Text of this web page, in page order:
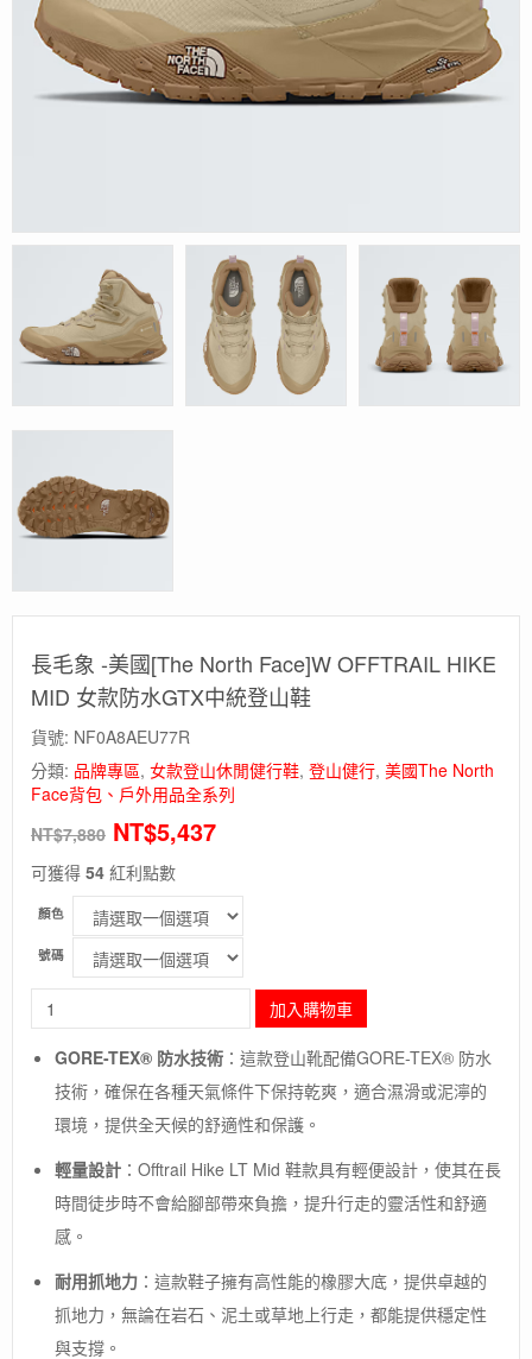
長毛象 -美國[The North Face]W OFFTRAIL HIKE
MID 女款防水GTX中統登山鞋
貨號: NF0A8AEU77R
分類: 品牌專區, 女款登山休閒健行鞋, 登山健行, 美國The North
Face背包、戶外用品全系列
NT$7,880 NT$5,437
可獲得 54 紅利點數
顏色
號碼
毛
-
[The
North
OFFTRAIL
HIKE
女
加入購物車
GORE-TEX® 防水技術 ：這款登山靴配備GORE-TEX® 防水
技術，確保在各種天氣條件下保持乾爽，適合濕滑或泥濘的
環境，提供全天候的舒適性和保護。
輕量設計 ：Offtrail Hike LT Mid 鞋款具有輕便設計，使其在長
時間徒步時不會給腳部帶來負擔，提升行走的靈活性和舒適
感。
耐用抓地力 ：這款鞋子擁有高性能的橡膠大底，提供卓越的
抓地力，無論在岩石、泥土或草地上行走，都能提供穩定性
與支撐。